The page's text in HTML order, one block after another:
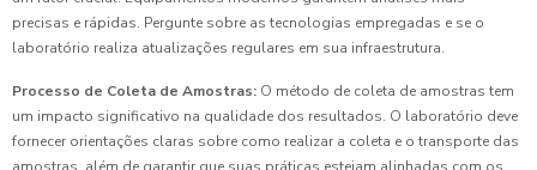
precisas e rápidas. Pergunte sobre as tecnologias empregadas e se o
laboratório realiza atualizações regulares em sua infraestrutura.
Processo de Coleta de Amostras: O método de coleta de amostras tem
um impacto significativo na qualidade dos resultados. O laboratório deve
fornecer orientações claras sobre como realizar a coleta e o transporte das